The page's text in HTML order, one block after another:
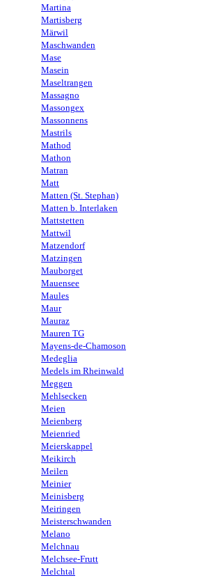
Martina
Martisberg
Märwil
Maschwanden
Mase
Masein
Maseltrangen
Massagno
Massongex
Massonnens
Mastrils
Mathod
Mathon
Matran
Matt
Matten (St. Stephan)
Matten b. Interlaken
Mattstetten
Mattwil
Matzendorf
Matzingen
Mauborget
Mauensee
Maules
Maur
Mauraz
Mauren TG
Mayens-de-Chamoson
Medeglia
Medels im Rheinwald
Meggen
Mehlsecken
Meien
Meienberg
Meienried
Meierskappel
Meikirch
Meilen
Meinier
Meinisberg
Meiringen
Meisterschwanden
Melano
Melchnau
Melchsee-Frutt
Melchtal